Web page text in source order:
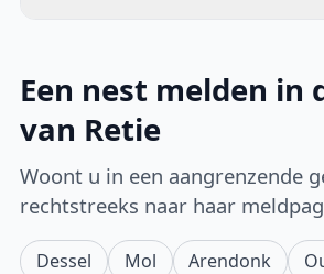
Een nest melden in
van Retie
Woont u in een aangrenzende
rechtstreeks naar haar
Dessel Mol Arendonk